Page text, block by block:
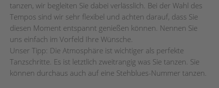
tanzen, wir begleiten Sie dabei verlässlich. Bei der Wahl des
Tempos sind wir sehr flexibel und achten darauf, dass Sie
diesen Moment entspannt genießen können. Nennen Sie
uns einfach im Vorfeld Ihre Wünsche.
Unser Tipp: Die Atmosphäre ist wichtiger als perfekte
Tanzschritte. Es ist letztlich zweitrangig was Sie tanzen. Sie
können durchaus auch auf eine Stehblues-Nummer tanzen.